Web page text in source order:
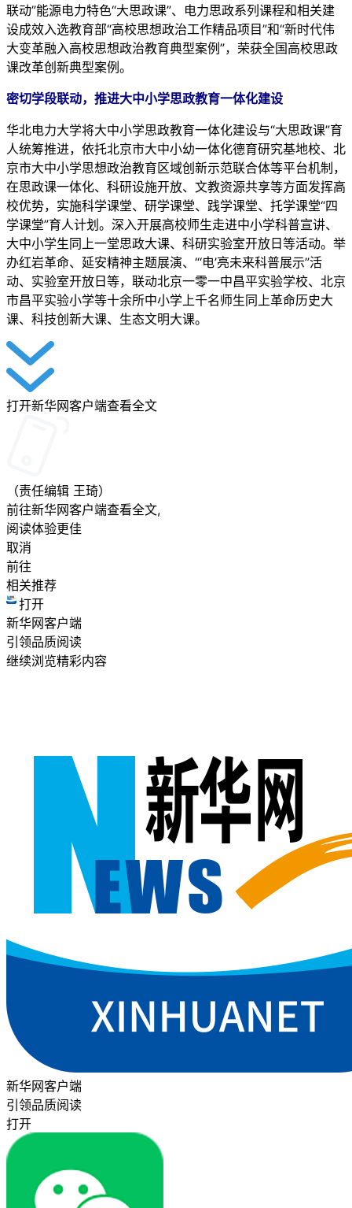
联动”能源电力特色“大思政课”、电力思政系列课程和相关建
设成效入选教育部“高校思想政治工作精品项目”和“新时代伟
大变革融入高校思想政治教育典型案例”，荣获全国高校思政
课改革创新典型案例。
密切学段联动，推进大中小学思政教育一体化建设
华北电力大学将大中小学思政教育一体化建设与“大思政课”育
人统筹推进，依托北京市大中小幼一体化德育研究基地校、北
京市大中小学思想政治教育区域创新示范联合体等平台机制，
在思政课一体化、科研设施开放、文教资源共享等方面发挥高
校优势，实施科学课堂、研学课堂、践学课堂、托学课堂“四
学课堂”育人计划。深入开展高校师生走进中小学科普宣讲、
大中小学生同上一堂思政大课、科研实验室开放日等活动。举
办红岩革命、延安精神主题展演、“‘电’亮未来科普展示”活
动、实验室开放日等，联动北京一零一中昌平实验学校、北京
市昌平实验小学等十余所中小学上千名师生同上革命历史大
课、科技创新大课、生态文明大课。
打开新华网客户端查看全文
（责任编辑 王琦）
前往新华网客户端查看全文,
阅读体验更佳
取消
前往
相关推荐
打开
新华网客户端
引领品质阅读
继续浏览精彩内容
新华网客户端
引领品质阅读
打开